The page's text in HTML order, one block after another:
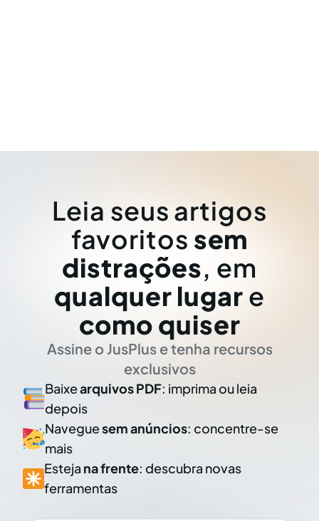
Leia seus artigos
favoritos sem
distrações, em
qualquer lugar e
como quiser
Assine o JusPlus e tenha recursos
exclusivos
Baixearquivos PDF: imprima ou leia
depois
Naveguesem anúncios: concentre-se
mais
Esteja na frente: descubra novas
ferramentas